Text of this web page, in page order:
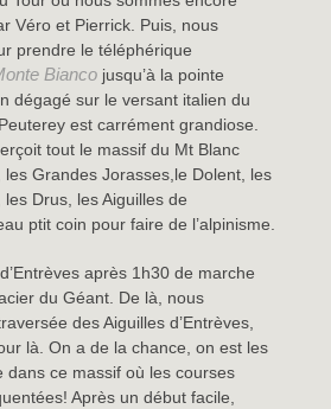
Véro et Pierrick. Puis, nous
prendre le téléphérique
Bianco jusqu’à la pointe
dégagé sur le versant italien du
est carrément grandiose.
tout le massif du Mt Blanc
Grandes Jorasses,le Dolent, les
les Drus, les Aiguilles de
ptit coin pour faire de l’alpinisme.
après 1h30 de marche
du Géant. De là, nous
des Aiguilles d’Entrèves,
là. On a de la chance, on est les
dans ce massif où les courses
Après un début facile,